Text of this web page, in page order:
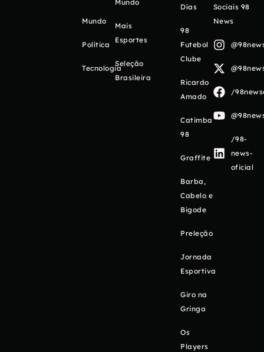
Mundo
Política
Tecnologia
Mundo
Mais
Esportes
Seleção
Brasileira
Días
98
Futebol
Clube
Ricardo
Amado
Catimba
98
Graffite
Barba,
Cabelo e
Bigode
Preleção
Jornada
Esportiva
Giro na
Gringa
Os
Players
Sociais 98
News
/
/98-
news-
oficial